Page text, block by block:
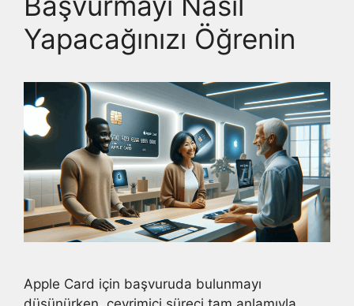
Yapacağınızı Öğrenin
Apple Card için başvuruda bulunmayı